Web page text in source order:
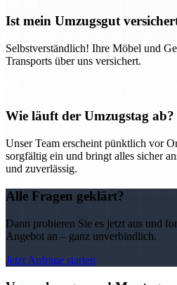
Ist mein Umzugsgut
Selbstverständlich! Ihre Möbel und
Transports über uns versichert.
Wie läuft der Umzugstag ab?
Unser Team erscheint pünktlich vor
sorgfältig ein und bringt alles sicher
und zuverlässig.
Alle Fragen geklärt?
Dann probieren Sie es jetzt aus und
Angebot an – ganz unverbindlich.
Jetzt Anfrage starten